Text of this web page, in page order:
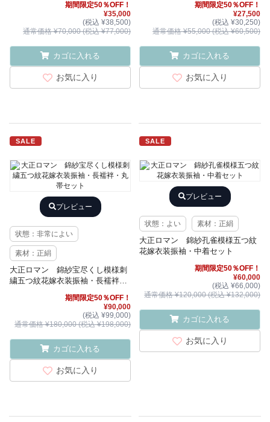
期間限定50％OFF！
¥35,000
(税込 ¥38,500)
通常価格 ¥70,000 (税込 ¥77,000)
カゴに入れる
お気に入り
期間限定50％OFF！
¥27,500
(税込 ¥30,250)
通常価格 ¥55,000 (税込 ¥60,500)
カゴに入れる
お気に入り
SALE
プレビュー
状態：非常によい
素材：正絹
大正ロマン 錦紗宝尽くし模様刺
繍五つ紋花嫁衣装振袖・長襦袢・
期間限定50％OFF！
¥90,000
(税込 ¥99,000)
通常価格 ¥180,000 (税込 ¥198,000)
カゴに入れる
お気に入り
SALE
プレビュー
状態：よい 素材：正絹
大正ロマン 錦紗孔雀模様五つ紋
花嫁衣装振袖・中着セット
期間限定50％OFF！
¥60,000
(税込 ¥66,000)
通常価格 ¥120,000 (税込 ¥132,000)
カゴに入れる
お気に入り